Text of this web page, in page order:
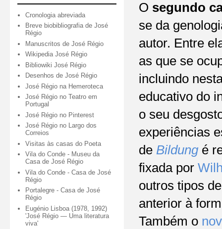
O segundo
se da
autor. Entre
as que se
incluindo
educativo do
o seu
experiências
de Bildung é
fixada por
outros tipos
anterior à
Também o
Cronologia abreviada
Breve biobibliografia de José
Régio
Manuscritos de José Régio
Wikipedia José Régio
Bibliowiki José Régio
Desenhos de José Régio
José Régio na Hemeroteca
José Régio no Teatro em
Portugal
José Régio no Pinterest
José Régio no Largo dos
Correios
Visitas às casas do Poeta
Vila do Conde - Museu da
Casa de José Régio
Vila do Conde - Casa de José
Régio
Portalegre - Casa de José
Régio
Eugénio Lisboa (1978, 1992)
'José Régio — Uma literatura
viva'